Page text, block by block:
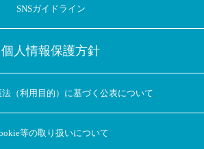
SNSガイドライン
個人情報保護方針
（利用目的）に基づく公表について
等の取り扱いについて